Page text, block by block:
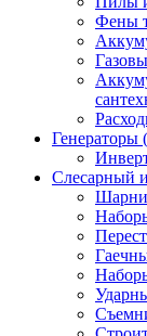
Фены
Генераторы
Слесарный